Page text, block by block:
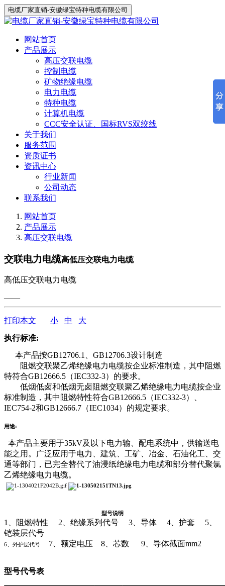
电缆厂家直销-安徽绿宝特种电缆有限公司
网站首页
产品展示
高压交联电缆
控制电缆
矿物绝缘电缆
电力电缆
特种电缆
计算机电缆
CCC安全认证、国标RVS双绞线
关于我们
服务范围
资质证书
资讯中心
行业新闻
公司动态
联系我们
网站首页
产品展示
高压交联电缆
交联电力电缆高低压交联电力电缆
高低压交联电力电缆
——
打印本文 小 中 大
执行标准:
本产品按GB12706.1、GB12706.3设计制造
阻燃交联聚乙烯绝缘电力电缆按企业标准制造，其中阻燃
特符合GB12666.5（IEC332-3）的要求。
低烟低卤和低烟无卤阻燃交联聚乙烯绝缘电力电缆按企业
标准制造，其中阻燃特性符合GB12666.5（IEC332-3）、
IEC754-2和GB12666.7（IEC1034）的规定要求。
用途:
本产品主要用于35kV及以下电力输、配电系统中，供输送电
能之用。广泛应用于电力、建筑、工矿、冶金、石油化工、交
通等部门，已完全替代了油浸纸绝缘电力电缆和部分替代聚氯
乙烯绝缘电力电缆。
型号说明
1、阻燃特性 2、绝缘系列代号 3、导体 4、护套 5、
铠装层代号
6、外护层代号 7、额定电压 8、芯数 9、导体截面mm2
型号代号表